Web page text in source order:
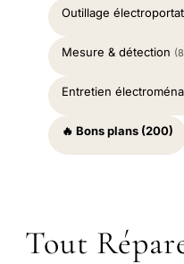
Outillage
Mesure & détection
Entretien
🔥 Bons plans (200)
Tout